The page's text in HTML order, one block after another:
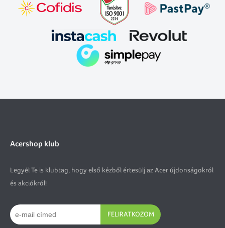
Acershop klub
Legyél Te is klubtag, hogy első kézből értesülj az Acer újdonságokról
és akciókról!
FELIRATKOZOM